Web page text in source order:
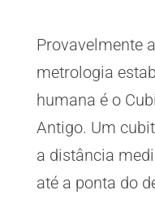
Provavelmente
metrologia
humana é o
Antigo. Um
a distância
até a ponta do